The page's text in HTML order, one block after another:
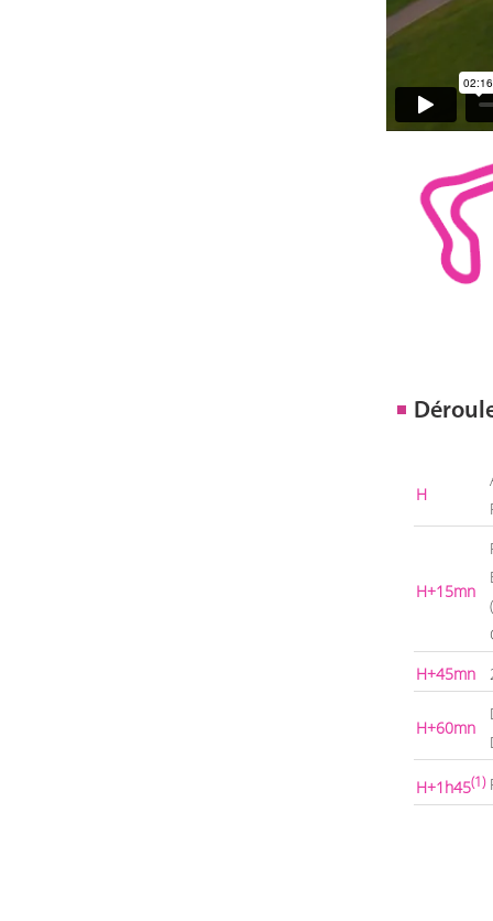
H
H+15mn
H+45mn
H+60mn
H+1h45(1)